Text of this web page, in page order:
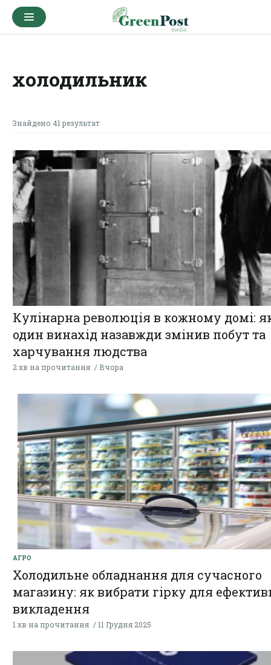
холодильник
Знайдено 41 результат
Кулінарна революція в кожному домі:
один винахід назавжди змінив побут та
харчування людства
2 хв на прочитання Вчора
АГРО
Холодильне обладнання для сучасного
магазину: як вибрати гірку для
викладення
1 хв на прочитання 11 Грудня 2025